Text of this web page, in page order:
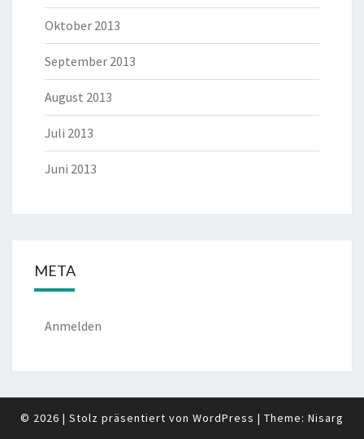
Oktober 2013
September 2013
August 2013
Juli 2013
Juni 2013
META
Anmelden
© 2026 | Stolz präsentiert von WordPress | Theme: Nisarg